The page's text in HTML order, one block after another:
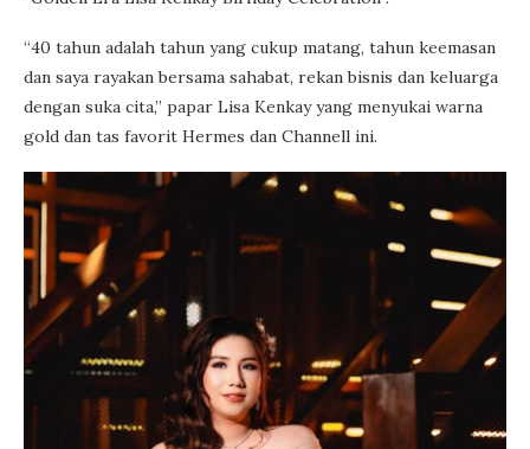
“40 tahun adalah tahun yang cukup matang, tahun keemasan
dan saya rayakan bersama sahabat, rekan bisnis dan keluarga
dengan suka cita,” papar Lisa Kenkay yang menyukai warna
gold dan tas favorit Hermes dan Channell ini.